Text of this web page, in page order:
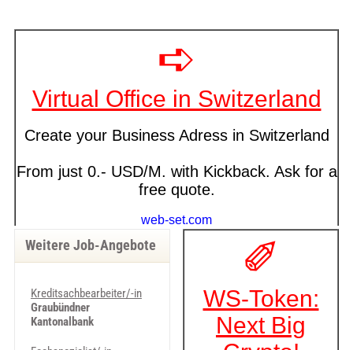
Weitere Job-Angebote
Kreditsachbearbeiter/-in
Graubündner
Kantonalbank